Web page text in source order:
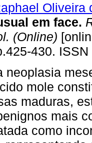
Oliveira
em face.
(Online)
430.
neoplasia
mole
maduras,
mais
como